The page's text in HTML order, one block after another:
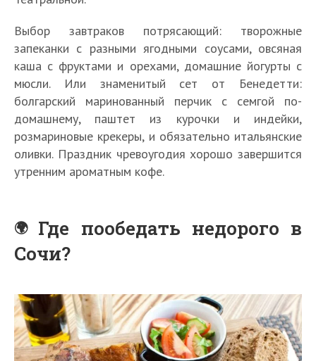
Выбор завтраков потрясающий: творожные
запеканки с разными ягодными соусами, овсяная
каша с фруктами и орехами, домашние йогурты с
мюсли. Или знаменитый сет от Бенедетти:
болгарский маринованный перчик с семгой по-
домашнему, паштет из курочки и индейки,
розмариновые крекеры, и обязательно итальянские
оливки. Праздник чревоугодия хорошо завершится
утренним ароматным кофе.
Где пообедать недорого в
Сочи?